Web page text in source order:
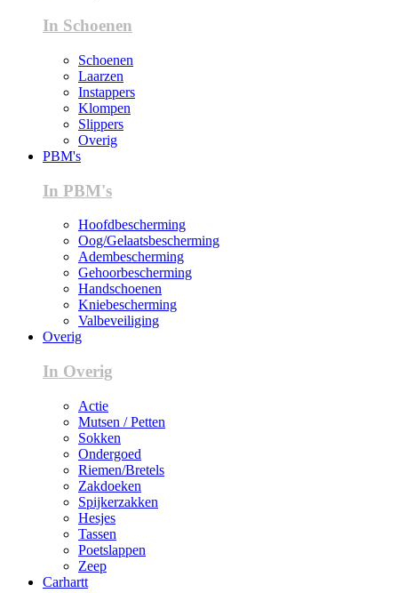
In Schoenen
Schoenen
Laarzen
Instappers
Klompen
Slippers
Overig
PBM's
In PBM's
Hoofdbescherming
Oog/Gelaatsbescherming
Adembescherming
Gehoorbescherming
Handschoenen
Kniebescherming
Valbeveiliging
Overig
In Overig
Actie
Mutsen / Petten
Sokken
Ondergoed
Riemen/Bretels
Zakdoeken
Spijkerzakken
Hesjes
Tassen
Poetslappen
Zeep
Carhartt